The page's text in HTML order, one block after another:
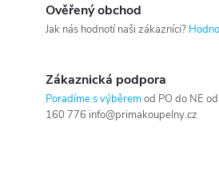
Ověřený obchod
Jak nás hodnotí naši zákazníci?
Zákaznická podpora
Poradíme s výběremod PO do NE
160 776 info@primakoupelny.cz